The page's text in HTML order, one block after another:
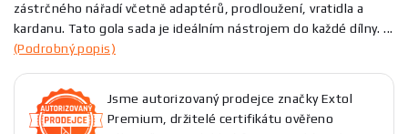
zástrčného nářadí včetně adaptérů, prodloužení, vratidla a
kardanu. Tato gola sada je ideálním nástrojem do každé dílny. ...
(Podrobný popis)
Jsme autorizovaný prodejce značky Extol
Premium, držitelé certifikátu ověřeno